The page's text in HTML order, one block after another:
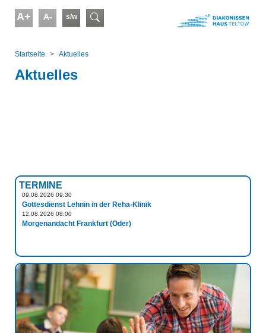
A+ A- s/w Suchformular
Startseite
Aktuelles
Aktuelles
TERMINE
09.08.2026 09:30
Gottesdienst Lehnin in der Reha-Klinik
12.08.2026 08:00
Morgenandacht Frankfurt (Oder)